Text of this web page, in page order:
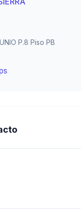
P.8 Piso PB